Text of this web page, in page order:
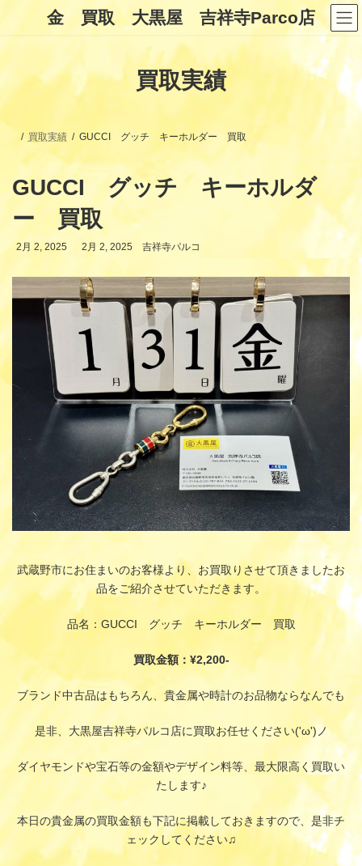
ン
キ
ッ
ー
に
移
金 買取 大黒屋 吉祥寺Parco店
買取実績
買取実績 GUCCI グッチ キーホルダー 買取
GUCCI グッチ キーホルダ
ー 買取
2月 2, 2025
最
新
日
時
2月 2, 2025 吉祥寺パルコ
武蔵野市にお住まいのお客様より、お買取りさせて頂きましたお
品をご紹介させていただきます。
品名：GUCCI グッチ キーホルダー 買取
買取金額：¥2,200-
ブランド中古品はもちろん、貴金属や時計のお品物ならなんでも
是非、大黒屋吉祥寺パルコ店に買取お任せください('ω')ノ
ダイヤモンドや宝石等の金額やデザイン料等、最大限高く買取い
たします♪
本日の貴金属の買取金額も下記に掲載しておきますので、是非チ
ェックしてください♫